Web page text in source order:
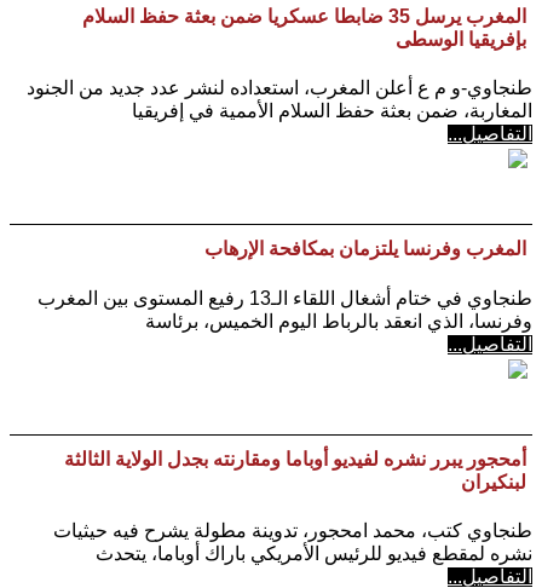
المغرب يرسل 35 ضابطا عسكريا ضمن بعثة حفظ السلام
بإفريقيا الوسطى
طنجاوي-و م ع أعلن المغرب، استعداده لنشر عدد جديد من الجنود
المغاربة، ضمن بعثة حفظ السلام الأممية في إفريقيا
التفاصيل...
المغرب وفرنسا يلتزمان بمكافحة الإرهاب
طنجاوي في ختام أشغال اللقاء الـ13 رفيع المستوى بين المغرب
وفرنسا، الذي انعقد بالرباط اليوم الخميس، برئاسة
التفاصيل...
أمحجور يبرر نشره لفيديو أوباما ومقارنته بجدل الولاية الثالثة
لبنكيران
طنجاوي كتب، محمد امحجور، تدوينة مطولة يشرح فيه حيثيات
نشره لمقطع فيديو للرئيس الأمريكي باراك أوباما، يتحدث
التفاصيل...